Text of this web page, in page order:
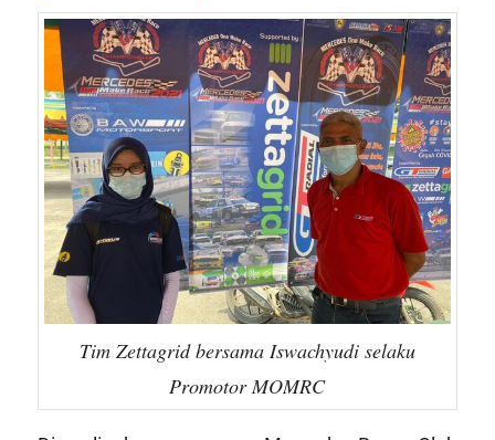
Tim Zettagrid bersama Iswachyudi selaku
Promotor MOMRC